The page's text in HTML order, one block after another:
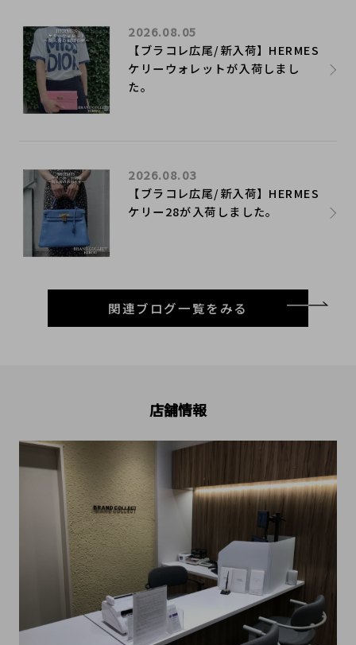
【ブラコレ広尾/新入荷】HERMES
ケリーウォレットが入荷しまし
た。
2026.08.05
【ブラコレ広尾/新入荷】HERMES
ケリー28が入荷しました。
2026.08.03
関連ブログ一覧をみる
店舗情報